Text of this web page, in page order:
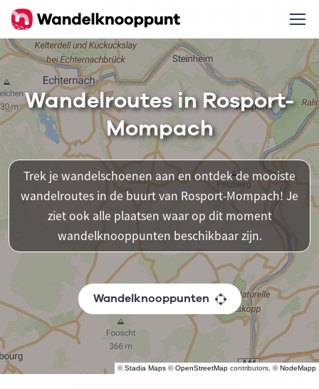
©Stadia Maps ©OpenStreetMap contributors, ©NodeMapp
Wandelroutes in Rosport-
Mompach
Trek je wandelschoenen aan en ontdek de mooiste
wandelroutes in de buurt van Rosport-Mompach! Je
ziet ook alle plaatsen waar op dit moment
wandelknooppunten beschikbaar zijn.
Wandelknooppunten